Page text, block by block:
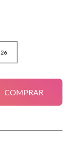
26
COMPRAR